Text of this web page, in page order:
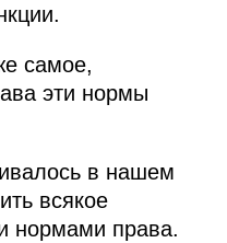
самое,
эти нормы
в нашем
всякое
нормами права.